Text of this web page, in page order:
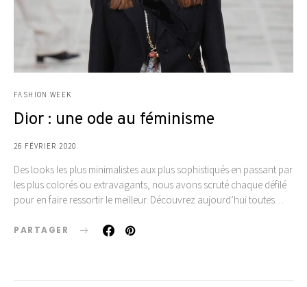
FASHION WEEK
Dior : une ode au féminisme
26 FÉVRIER 2020
Des looks les plus minimalistes aux plus sophistiqués en passant par
les plus colorés ou extravagants, nous avons scruté chaque défilé
pour en faire ressortir le meilleur. Découvrez aujourd’hui toutes…
PARTAGER